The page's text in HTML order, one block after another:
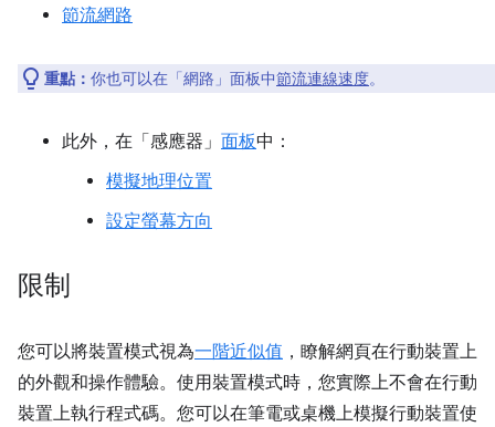
節流網路
重點： 你也可以在「網路」 面板中節流連線速度。
此外，在「感應器」 面板中：
模擬地理位置
設定螢幕方向
限制
您可以將裝置模式視為一階近似值 ，瞭解網頁在行動裝置上
的外觀和操作體驗。使用裝置模式時，您實際上不會在行動
裝置上執行程式碼。您可以在筆電或桌機上模擬行動裝置使